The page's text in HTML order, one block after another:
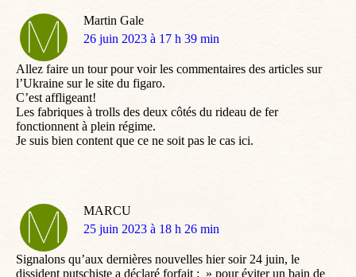
Martin Gale
dit
26 juin 2023 à 17 h 39 min
Allez faire un tour pour voir les commentaires des articles sur
l’Ukraine sur le site du figaro.
C’est affligeant!
Les fabriques à trolls des deux côtés du rideau de fer
fonctionnent à plein régime.
Je suis bien content que ce ne soit pas le cas ici.
MARCU
dit
25 juin 2023 à 18 h 26 min
Signalons qu’aux dernières nouvelles hier soir 24 juin, le
dissident putschiste a déclaré forfait : » pour éviter un bain de